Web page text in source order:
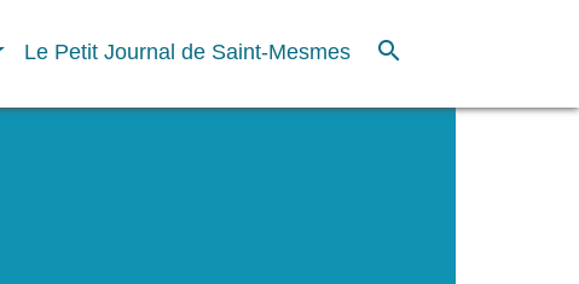
Le Petit Journal de Saint-Mesmes search